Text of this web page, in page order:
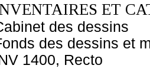
ET
des dessins
des dessins et
1400, Recto